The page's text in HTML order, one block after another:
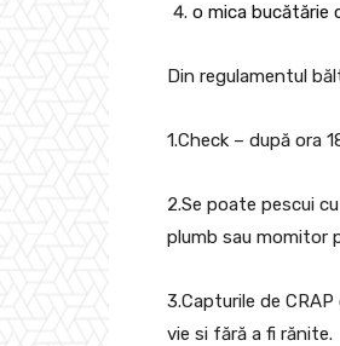
o mica bucătărie
Din regulamentul
1.Check – după ora
2.Se poate pescui
plumb sau momitor
3.Capturile de
vie si fără a fi rănite.